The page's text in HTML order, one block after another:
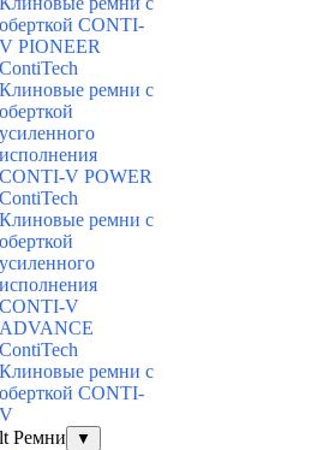
оберткой CONTI-
V PIONEER
ContiTech
Клиновые ремни с
оберткой
усиленного
исполнения
CONTI-V POWER
ContiTech
Клиновые ремни с
оберткой
усиленного
исполнения
CONTI-V
ADVANCE
ContiTech
Клиновые ремни с
оберткой CONTI-
V
Ремни
▼